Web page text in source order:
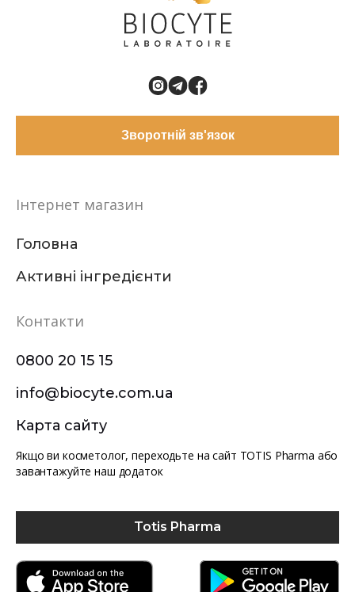
Зворотній зв'язок
Інтернет магазин
Головна
Активні інгредієнти
Контакти
0800 20 15 15
info@biocyte.com.ua
Карта сайту
Якщо ви косметолог, переходьте на сайт TOTIS Pharma або
завантажуйте наш додаток
Totis Pharma